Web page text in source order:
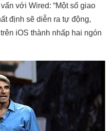
với Wired: “Một số giao
định sẽ diễn ra tự động,
iOS thành nhấp hai ngón